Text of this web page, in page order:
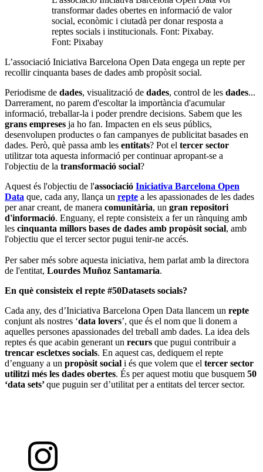
transformar dades obertes en informació de valor
social, econòmic i ciutadà per donar resposta a
reptes socials i institucionals. Font: Pixabay.
Font: Pixabay
L’associació Iniciativa Barcelona Open Data engega un repte per
recollir cinquanta bases de dades amb propòsit social.
Periodisme de dades, visualització de dades, control de les dades...
Darrerament, no parem d'escoltar la importància d'acumular
informació, treballar-la i poder prendre decisions. Sabem que les
grans empreses ja ho fan. Impacten en els seus públics,
desenvolupen productes o fan campanyes de publicitat basades en
dades. Però, què passa amb les entitats? Pot el tercer sector
utilitzar tota aquesta informació per continuar apropant-se a
l'objectiu de la transformació social?
Aquest és l'objectiu de l'associació Iniciativa Barcelona Open
Data que, cada any, llança un repte a les apassionades de les dades
per anar creant, de manera comunitària, un gran repositori
d'informació. Enguany, el repte consisteix a fer un rànquing amb
les cinquanta millors bases de dades amb propòsit social, amb
l'objectiu que el tercer sector pugui tenir-ne accés.
Per saber més sobre aquesta iniciativa, hem parlat amb la directora
de l'entitat, Lourdes Muñoz Santamaría.
En què consisteix el repte #50Datasets socials?
Cada any, des d’Iniciativa Barcelona Open Data llancem un repte
conjunt als nostres ‘data lovers’, que és el nom que li donem a
aquelles persones apassionades del treball amb dades. La idea dels
reptes és que acabin generant un recurs que pugui contribuir a
trencar escletxes socials. En aquest cas, dediquem el repte
d’enguany a un propòsit social i és que volem que el tercer sector
utilitzi més les dades obertes. És per aquest motiu que busquem 50
‘data sets’que puguin ser d’utilitat per a entitats del tercer sector.